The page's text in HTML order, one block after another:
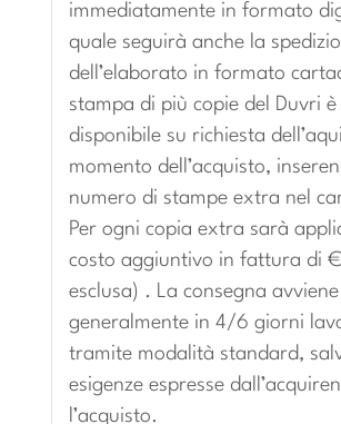
immediatamente in formato
quale seguirà anche la
dell’elaborato in formato
stampa di più copie del Duvri è
disponibile su richiesta
momento dell’acquisto,
numero di stampe extra nel
Per ogni copia extra sarà
costo aggiuntivo in fattura di
esclusa) . La consegna avviene
generalmente in 4/6 giorni
tramite modalità standard,
esigenze espresse
l’acquisto.